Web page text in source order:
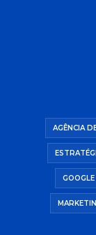
AGÊNCIA